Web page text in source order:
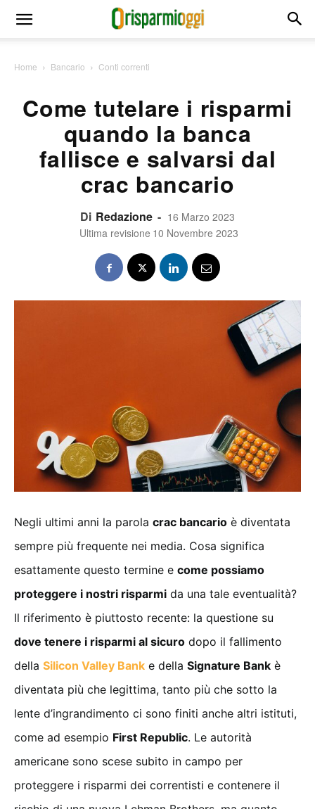
Home Bancario Conti correnti
Come tutelare i risparmi
quando la banca
fallisce e salvarsi dal
crac bancario
Di Redazione - 16 Marzo 2023
Ultima revisione 10 Novembre 2023
Negli ultimi anni la parola crac bancario è diventata
sempre più frequente nei media. Cosa significa
esattamente questo termine e come possiamo
proteggere i nostri risparmi da una tale eventualità?
Il riferimento è piuttosto recente: la questione su
dove tenere i risparmi al sicuro dopo il fallimento
della Silicon Valley Bank e della Signature Bank è
diventata più che legittima, tanto più che sotto la
lente d’ingrandimento ci sono finiti anche altri istituti,
come ad esempio First Republic. Le autorità
americane sono scese subito in campo per
proteggere i risparmi dei correntisti e contenere il